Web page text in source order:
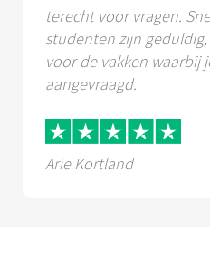
terecht voor vragen.
studenten zijn
voor de vakken waarbij
aangevraagd.
Arie Kortland